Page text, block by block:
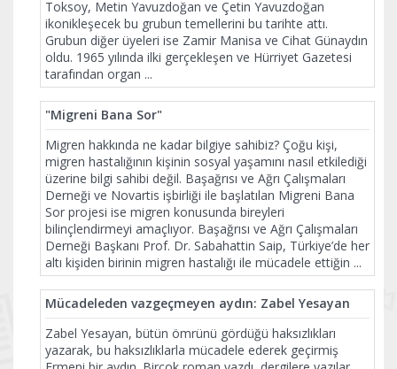
Toksoy, Metin Yavuzdoğan ve Çetin Yavuzdoğan
ikonikleşecek bu grubun temellerini bu tarihte attı.
Grubun diğer üyeleri ise Zamir Manisa ve Cihat Günaydın
oldu. 1965 yılında ilki gerçekleşen ve Hürriyet Gazetesi
tarafından organ ...
"Migreni Bana Sor"
Migren hakkında ne kadar bilgiye sahibiz? Çoğu kişi,
migren hastalığının kişinin sosyal yaşamını nasıl etkilediği
üzerine bilgi sahibi değil. Başağrısı ve Ağrı Çalışmaları
Derneği ve Novartis işbirliği ile başlatılan Migreni Bana
Sor projesi ise migren konusunda bireyleri
bilinçlendirmeyi amaçlıyor. Başağrısı ve Ağrı Çalışmaları
Derneği Başkanı Prof. Dr. Sabahattin Saip, Türkiye’de her
altı kişiden birinin migren hastalığı ile mücadele ettiğin ...
Mücadeleden vazgeçmeyen aydın: Zabel Yesayan
Zabel Yesayan, bütün ömrünü gördüğü haksızlıkları
yazarak, bu haksızlıklarla mücadele ederek geçirmiş